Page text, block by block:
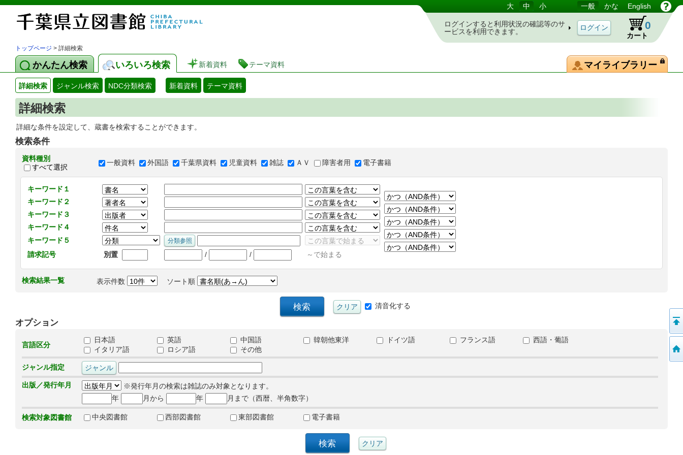
図書館 蔵書検索・予約システム 大 中 小 一般 かな English
ログインすると利用状況の確認等のサ
ービスを利用できます。
カート
0
トップページ > 詳細検索
かんたん検索 いろいろ検索 新着資料 テーマ資料 マイライブラリー
詳細検索 ジャンル検索 NDC分類検索 新着資料 テーマ資料
詳細検索
詳細な条件を設定して、蔵書を検索することができます。
検索条件
資料種別
すべて選択
一般資料 外国語 千葉県資料 児童資料 雑誌 ＡＶ 障害者用 電子書籍
キーワード１
キーワード２
キーワード３
キーワード４
キーワード５
請求記号
別置 / / ～で始まる
検索結果一覧 表示件数 ソート順
清音化する
オプション
言語区分
日本語 英語 中国語 韓朝他東洋 ドイツ語 フランス語
西語・葡語
イタリア語
ロシア語 その他
ジャンル指定
出版／発行年月
※発行年月の検索は雑誌のみ対象となります。
年
月から 年 月まで（西暦、半角数字）
検索対象図書館 中央図書館 西部図書館 東部図書館 電子書籍